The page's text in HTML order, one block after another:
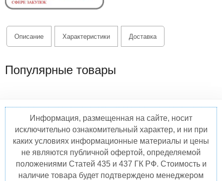
Описание Характеристики Доставка
Популярные товары
Информация, размещенная на сайте, носит
исключительно ознакомительный характер, и ни при
каких условиях информационные материалы и цены
не являются публичной офертой, определяемой
положениями Статей 435 и 437 ГК РФ. Стоимость и
наличие товара будет подтверждено менеджером